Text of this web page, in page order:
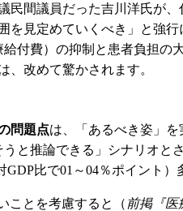
間議員だった吉川洋氏が
を見定めていくべき」と強
付費）の抑制と患者負担の
改めて驚かされます。
問題点は、「あるべき姿」
と推論できる」シナリオと
比で01～04％ポイント）
ことを考慮すると（ 前掲『医